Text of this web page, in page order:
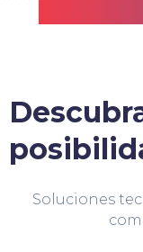
Soluciones